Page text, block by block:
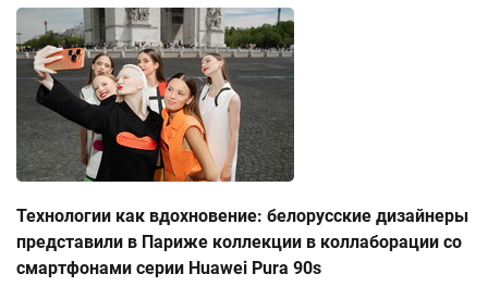
Технологии как вдохновение: белорусские дизайнеры
представили в Париже коллекции в коллаборации со
смартфонами серии Huawei Pura 90s